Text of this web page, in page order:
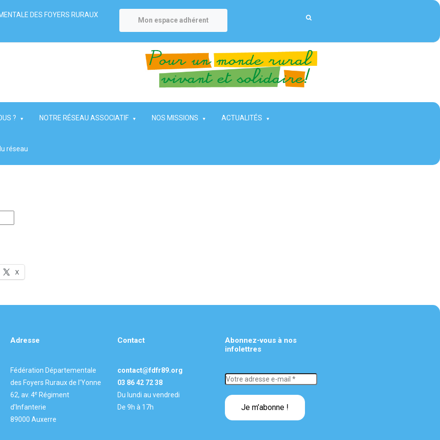
DES FOYERS RURAUX
Mon espace adhérent
? NOTRE RÉSEAU ASSOCIATIF NOS MISSIONS ACTUALITÉS
réseau
X
Adresse
Fédération Départementale
des Foyers Ruraux de l’Yonne
62, av. 4eRégiment
d’Infanterie
89000 Auxerre
Contact
contact@fdfr89.org
03 86 42 72 38
Du lundi au vendredi
De 9h à 17h
Abonnez-vous à nos
infolettres
Votre
adresse
e-
*